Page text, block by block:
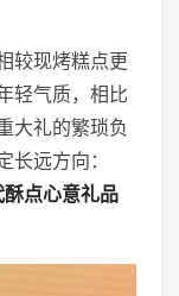
较现烤糕点更
轻气质，相比
大礼的繁琐负
长远方向：
点心意礼品